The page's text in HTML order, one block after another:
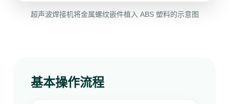
超声波焊接机将金属螺纹嵌件植入 ABS 塑料的示意图
基本操作流程